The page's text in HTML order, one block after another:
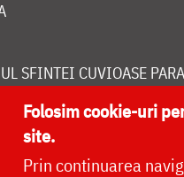
SFINTEI CUVIOASE
Folosim cookie-uri
site.
Prin continuarea